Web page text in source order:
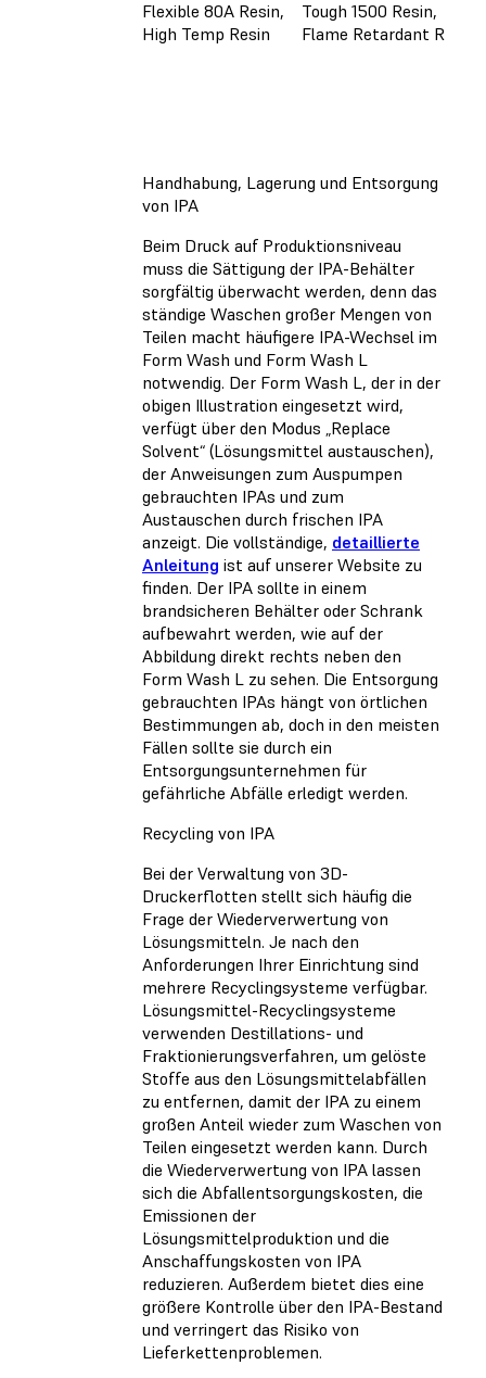
Flexible 80A Resin,
High Temp Resin
Tough 1500 Resin,
Flame Retardant Resin
Handhabung, Lagerung und Entsorgung
von IPA
Beim Druck auf Produktionsniveau
muss die Sättigung der IPA-Behälter
sorgfältig überwacht werden, denn das
ständige Waschen großer Mengen von
Teilen macht häufigere IPA-Wechsel im
Form Wash und Form Wash L
notwendig. Der Form Wash L, der in der
obigen Illustration eingesetzt wird,
verfügt über den Modus „Replace
Solvent“ (Lösungsmittel austauschen),
der Anweisungen zum Auspumpen
gebrauchten IPAs und zum
Austauschen durch frischen IPA
anzeigt. Die vollständige, detaillierte
Anleitung ist auf unserer Website zu
finden. Der IPA sollte in einem
brandsicheren Behälter oder Schrank
aufbewahrt werden, wie auf der
Abbildung direkt rechts neben den
Form Wash L zu sehen. Die Entsorgung
gebrauchten IPAs hängt von örtlichen
Bestimmungen ab, doch in den meisten
Fällen sollte sie durch ein
Entsorgungsunternehmen für
gefährliche Abfälle erledigt werden.
Recycling von IPA
Bei der Verwaltung von 3D-
Druckerflotten stellt sich häufig die
Frage der Wiederverwertung von
Lösungsmitteln. Je nach den
Anforderungen Ihrer Einrichtung sind
mehrere Recyclingsysteme verfügbar.
Lösungsmittel-Recyclingsysteme
verwenden Destillations- und
Fraktionierungsverfahren, um gelöste
Stoffe aus den Lösungsmittelabfällen
zu entfernen, damit der IPA zu einem
großen Anteil wieder zum Waschen von
Teilen eingesetzt werden kann. Durch
die Wiederverwertung von IPA lassen
sich die Abfallentsorgungskosten, die
Emissionen der
Lösungsmittelproduktion und die
Anschaffungskosten von IPA
reduzieren. Außerdem bietet dies eine
größere Kontrolle über den IPA-Bestand
und verringert das Risiko von
Lieferkettenproblemen.